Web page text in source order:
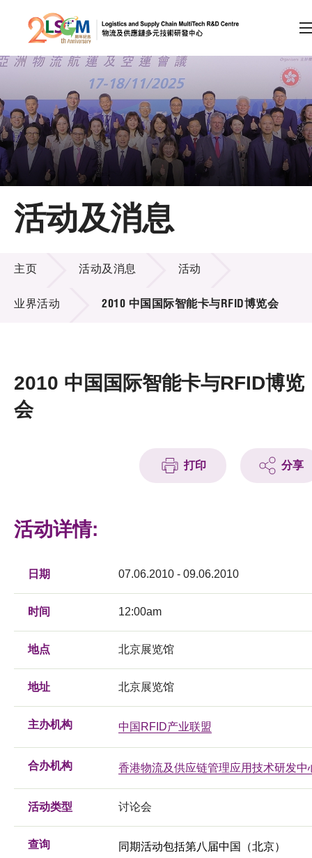
跳到内容（按回车键）
会员登录
A A EN 繁 简
主页
关于LSCM
技术商品化
项目及资助计划
活动及消息
会籍
活动及消息
活动及消息
主页 活动及消息 活动
业界活动 2010 中国国际智能卡与RFID博览会
2010 中国国际智能卡与RFID博览
会
打印 分享
活动详情:
日期 07.06.2010 - 09.06.2010
时间 12:00am
地点 北京展览馆
地址 北京展览馆
主办机构 中国RFID产业联盟
合办机构 香港物流及供应链管理应用技术研发中
活动类型 讨论会
查询
同期活动包括第八届中国（北京）